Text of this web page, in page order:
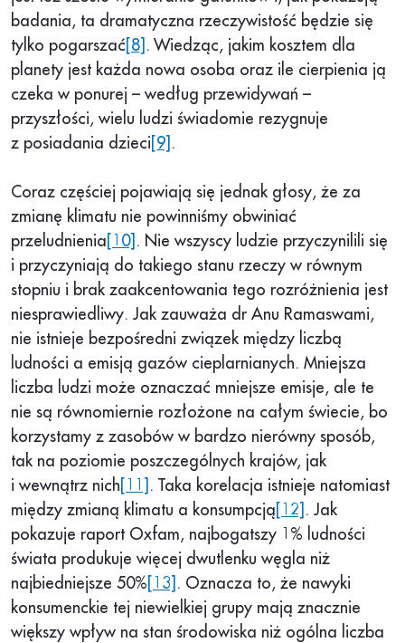
badania, ta dramatyczna rzeczywistość będzie się
tylko pogarszać [8] . Wiedząc, jakim kosztem dla
planety jest każda nowa osoba oraz ile cierpienia ją
czeka w ponurej – według przewidywań –
przyszłości, wielu ludzi świadomie rezygnuje
z posiadania dzieci [9] .
Coraz częściej pojawiają się jednak głosy, że za
zmianę klimatu nie powinniśmy obwiniać
przeludnienia [10] . Nie wszyscy ludzie przyczynilili się
i przyczyniają do takiego stanu rzeczy w równym
stopniu i brak zaakcentowania tego rozróżnienia jest
niesprawiedliwy. Jak zauważa dr Anu Ramaswami,
nie istnieje bezpośredni związek między liczbą
ludności a emisją gazów cieplarnianych. Mniejsza
liczba ludzi może oznaczać mniejsze emisje, ale te
nie są równomiernie rozłożone na całym świecie, bo
korzystamy z zasobów w bardzo nierówny sposób,
tak na poziomie poszczególnych krajów, jak
i wewnątrz nich
. Taka korelacja istnieje natomiast
między zmianą klimatu a konsumpcją [12] . Jak
pokazuje raport Oxfam, najbogatszy 1% ludności
świata produkuje więcej dwutlenku węgla niż
najbiedniejsze 50% [13] . Oznacza to, że nawyki
konsumenckie tej niewielkiej grupy mają znacznie
większy wpływ na stan środowiska niż ogólna liczba